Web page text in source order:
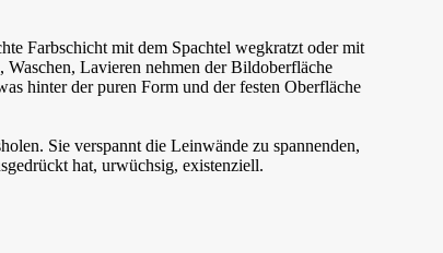
Farbschicht mit dem Spachtel wegkratzt oder mit
Lavieren nehmen der Bildoberfläche
hinter der puren Form und der festen Oberfläche
Sie verspannt die Leinwände zu spannenden,
hat, urwüchsig, existenziell.